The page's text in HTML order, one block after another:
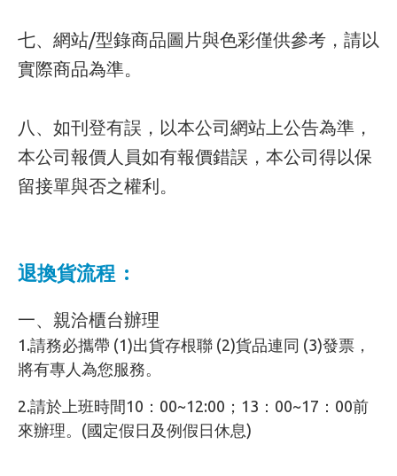
七、網站/型錄商品圖片與色彩僅供參考，請以
實際商品為準。
八、 如刊登有誤，以本公司網站上公告為準，
本公司報價人員如有報價錯誤，本公司得以保
留接單與否之權利。
退換貨流程 :
一、親洽櫃台辦理
1.請務必攜帶 (1)出貨存根聯 (2)貨品連同 (3)發票，
將有專人為您服務。
2.請於上班時間10：00~12:00；13：00~17：00前
來辦理。(國定假日及例假日休息)